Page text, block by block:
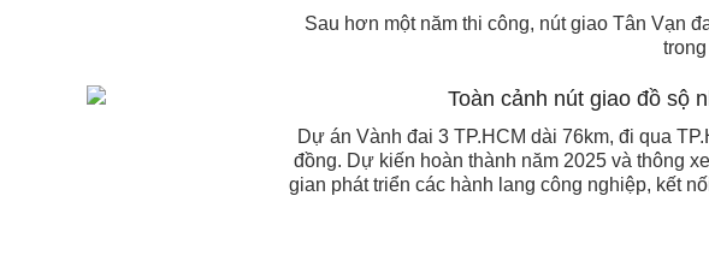
Sau hơn một năm thi công, nút giao Tân Vạn
Dự án Vành đai 3 TP.HCM dài 76km, đi qua
đồng. Dự kiến hoàn thành năm 2025 và thông
gian phát triển các hành lang công nghiệp, kết